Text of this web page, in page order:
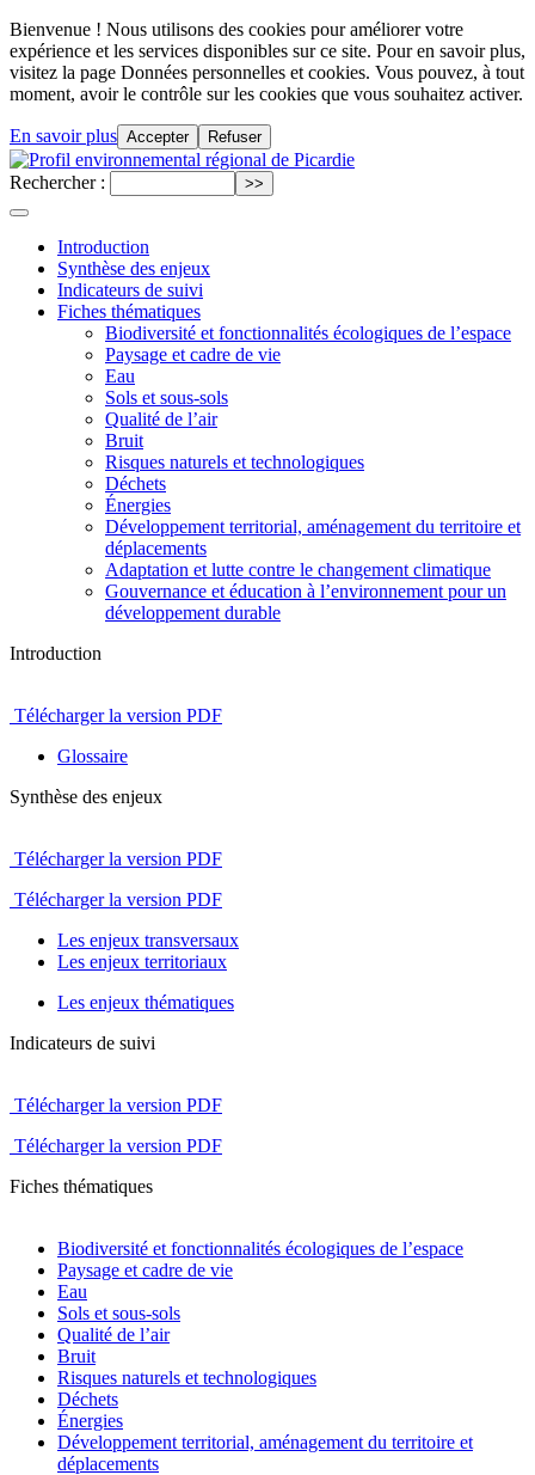
Bienvenue ! Nous utilisons des cookies pour améliorer votre
expérience et les services disponibles sur ce site. Pour en savoir plus,
visitez la page Données personnelles et cookies. Vous pouvez, à tout
moment, avoir le contrôle sur les cookies que vous souhaitez activer.
En savoir plus Accepter Refuser
Rechercher :
Introduction
Synthèse des enjeux
Indicateurs de suivi
Fiches thématiques
Biodiversité et fonctionnalités écologiques de l’espace
Paysage et cadre de vie
Eau
Sols et sous-sols
Qualité de l’air
Bruit
Risques naturels et technologiques
Déchets
Énergies
Développement territorial, aménagement du territoire et
déplacements
Adaptation et lutte contre le changement climatique
Gouvernance et éducation à l’environnement pour un
développement durable
Introduction
Télécharger la version PDF
Glossaire
Synthèse des enjeux
Télécharger la version PDF
Télécharger la version PDF
Les enjeux transversaux
Les enjeux territoriaux
Les enjeux thématiques
Indicateurs de suivi
Télécharger la version PDF
Télécharger la version PDF
Fiches thématiques
Biodiversité et fonctionnalités écologiques de l’espace
Paysage et cadre de vie
Eau
Sols et sous-sols
Qualité de l’air
Bruit
Risques naturels et technologiques
Déchets
Énergies
Développement territorial, aménagement du territoire et
déplacements